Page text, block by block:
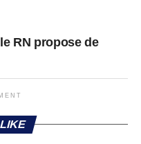
RN propose de